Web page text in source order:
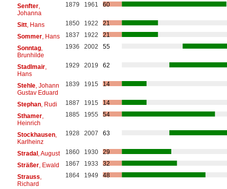
Senfter,
Johanna
1879 1961 60
Sitt, Hans 1850 1922
21
Sommer, Hans 1837 1922
21
Sonntag,
Brunhilde
1936 2002 55
Stadlmair,
Hans
1929 2019 62
Stehle, Johann
Gustav Eduard
1839 1915 14
Stephan, Rudi 1887 1915
14
Sthamer,
Heinrich
1885 1955 54
Stockhausen,
Karlheinz
1928 2007 63
Stradal, August 1860 1930
29
Sträßer, Ewald 1867 1933
32
Strauss
Richard
1864 1949 48